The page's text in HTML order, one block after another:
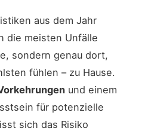
aus dem Jahr
die meisten Unfälle
sondern genau dort,
fühlen – zu Hause.
und einem
für potenzielle
sich das Risiko